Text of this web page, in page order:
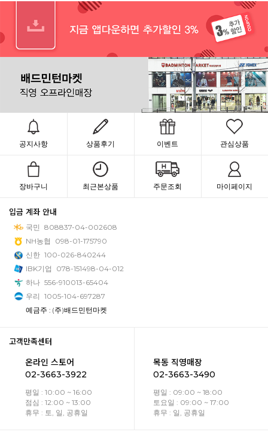
공지사항 상품후기 이벤트 관심상품
장바구니 최근본상품 주문조회 마이페이지
입금 계좌 안내
국민 808837-04-002608
NH농협
098-01-175790
신한 100-026-840244
IBK기업
078-151498-04-012
하나 556-910013-65404
우리 1005-104-697287
예금주 : (주)배드민턴마켓
고객만족센터
온라인 스토어
02-3663-3922
평일 : 10:00 ~ 16:00
점심 : 12:00 ~ 13:00
휴무 : 토, 일, 공휴일
목동 직영매장
02-3663-3490
평일 : 09:00 ~ 18:00
토요일 : 09:00 ~ 17:00
휴무 : 일, 공휴일